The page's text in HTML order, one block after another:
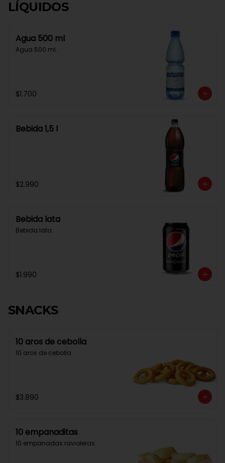
LÍQUIDOS
Agua 500 ml
Agua 500 ml.
$1.700
Bebida 1,5 l
$2.990
Bebida lata
Bebida lata.
$1.990
SNACKS
10 aros de cebolla
10 aros de cebolla.
$3.890
10 empanaditas
10 empanadas ravioleras.